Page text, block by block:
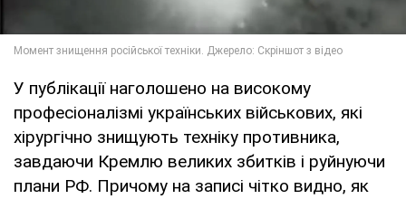
У публікації наголошено на високому
професіоналізмі українських військових, які
хірургічно знищують техніку противника,
завдаючи Кремлю великих збитків і руйнуючи
плани РФ. Причому на записі чітко видно, як